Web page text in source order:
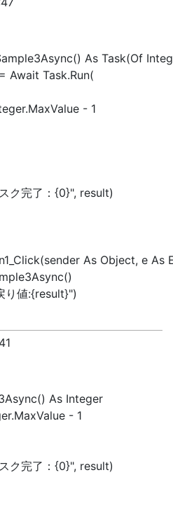
As Task(Of
Task.Run(
- 1
ク完了：{0}", result)
As Object, e As
値:{result}")
As Integer
- 1
ク完了：{0}", result)